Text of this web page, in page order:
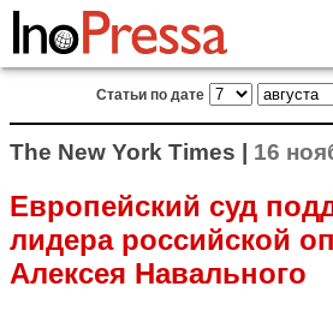
Статьи по дате
The New York Times | 16
Европейский суд
лидера российской
Алексея Навального